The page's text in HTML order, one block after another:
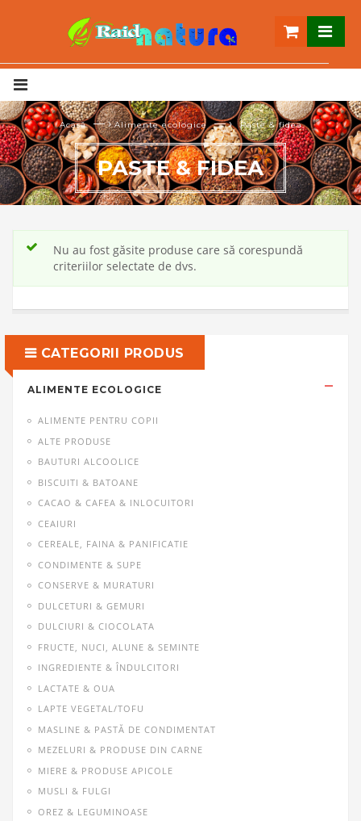
Acasă — ›Alimente ecologice — › Paste & fidea
PASTE & FIDEA
Nu au fost găsite produse care să corespundă
criteriilor selectate de dvs.
CATEGORII PRODUS
ALIMENTE ECOLOGICE
ALIMENTE PENTRU COPII
ALTE PRODUSE
BAUTURI ALCOOLICE
BISCUITI & BATOANE
CACAO & CAFEA & INLOCUITORI
CEAIURI
CEREALE, FAINA & PANIFICATIE
CONDIMENTE & SUPE
CONSERVE & MURATURI
DULCETURI & GEMURI
DULCIURI & CIOCOLATA
FRUCTE, NUCI, ALUNE & SEMINTE
INGREDIENTE & ÎNDULCITORI
LACTATE & OUA
LAPTE VEGETAL/TOFU
MASLINE & PASTĂ DE CONDIMENTAT
MEZELURI & PRODUSE DIN CARNE
MIERE & PRODUSE APICOLE
MUSLI & FULGI
OREZ & LEGUMINOASE